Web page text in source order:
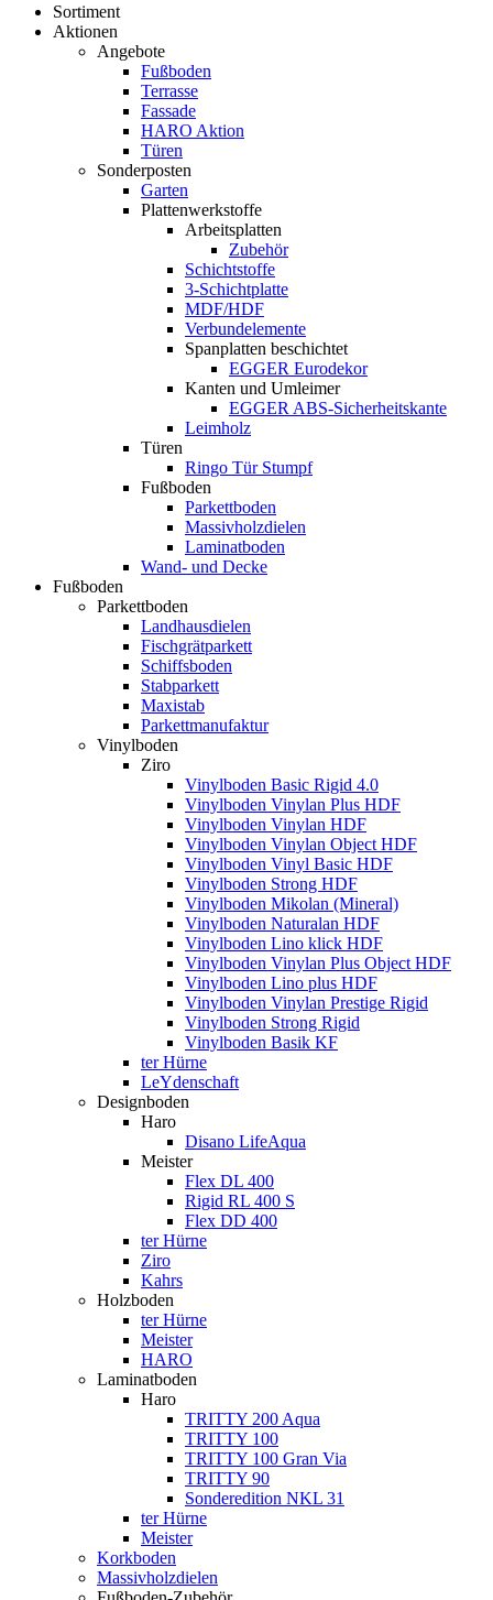
Sortiment
Aktionen
Angebote
Fußboden
Terrasse
Fassade
HARO Aktion
Türen
Sonderposten
Garten
Plattenwerkstoffe
Arbeitsplatten
Zubehör
Schichtstoffe
3-Schichtplatte
MDF/HDF
Verbundelemente
Spanplatten beschichtet
EGGER Eurodekor
Kanten und Umleimer
EGGER ABS-Sicherheitskante
Leimholz
Türen
Ringo Tür Stumpf
Fußboden
Parkettboden
Massivholzdielen
Laminatboden
Wand- und Decke
Fußboden
Parkettboden
Landhausdielen
Fischgrätparkett
Schiffsboden
Stabparkett
Maxistab
Parkettmanufaktur
Vinylboden
Ziro
Vinylboden Basic Rigid 4.0
Vinylboden Vinylan Plus HDF
Vinylboden Vinylan HDF
Vinylboden Vinylan Object HDF
Vinylboden Vinyl Basic HDF
Vinylboden Strong HDF
Vinylboden Mikolan (Mineral)
Vinylboden Naturalan HDF
Vinylboden Lino klick HDF
Vinylboden Vinylan Plus Object HDF
Vinylboden Lino plus HDF
Vinylboden Vinylan Prestige Rigid
Vinylboden Strong Rigid
Vinylboden Basik KF
ter Hürne
LeYdenschaft
Designboden
Haro
Disano LifeAqua
Meister
Flex DL 400
Rigid RL 400 S
Flex DD 400
ter Hürne
Ziro
Kahrs
Holzboden
ter Hürne
Meister
HARO
Laminatboden
Haro
TRITTY 200 Aqua
TRITTY 100
TRITTY 100 Gran Via
TRITTY 90
Sonderedition NKL 31
ter Hürne
Meister
Korkboden
Massivholzdielen